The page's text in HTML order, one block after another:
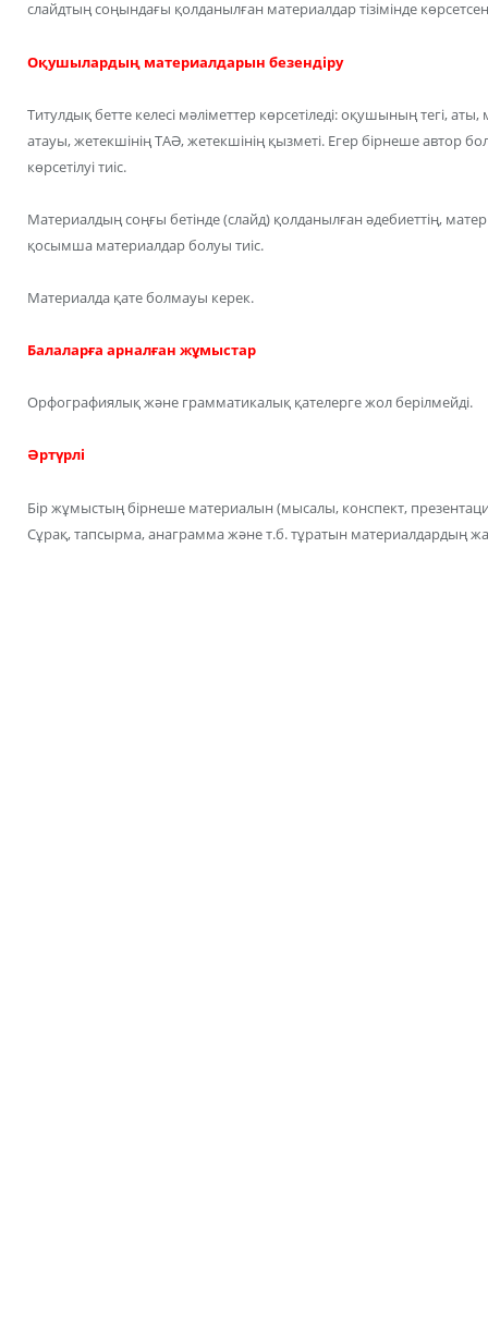
слайдтың соңындағы қолданылған материалдар тізімінде
Оқушылардың материалдарын безендіру
Титулдық бетте келесі мәліметтер көрсетіледі: оқушының тегі,
атауы, жетекшінің ТАӘ, жетекшінің қызметі. Егер бірнеше автор
көрсетілуі тиіс.
Материалдың соңғы бетінде (слайд) қолданылған әдебиеттің,
қосымша материалдар болуы тиіс.
Материалда қате болмауы керек.
Балаларға арналған жұмыстар
Орфографиялық және грамматикалық қателерге жол берілмейді.
Әртүрлі
Бір жұмыстың бірнеше материалын (мысалы, конспект,
Сұрақ, тапсырма, анаграмма және т.б. тұратын материалдардың